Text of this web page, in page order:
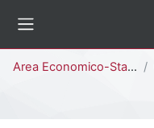
Area Economico-Statistica